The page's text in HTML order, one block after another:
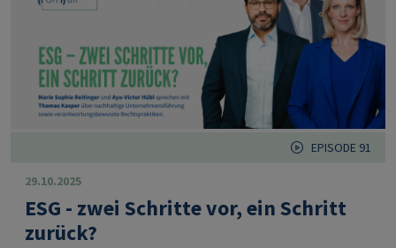
EPISODE 91
29.10.2025
ESG - zwei Schritte vor, ein Schritt
zurück?